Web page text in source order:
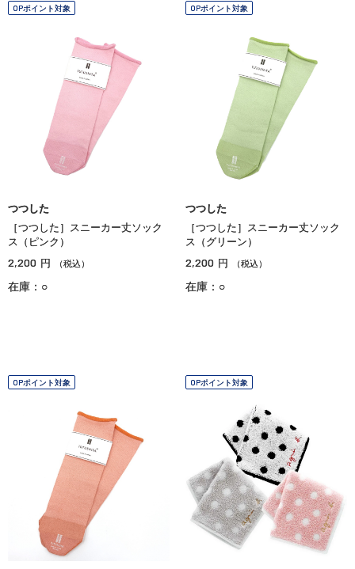
OPポイント対象
つつした
［つつした］スニーカー丈ソック
ス（ピンク）
2,200 円 （税込）
在庫：○
OPポイント対象
つつした
［つつした］スニーカー丈ソック
ス（グリーン）
2,200 円 （税込）
在庫：○
OPポイント対象 OPポイント対象